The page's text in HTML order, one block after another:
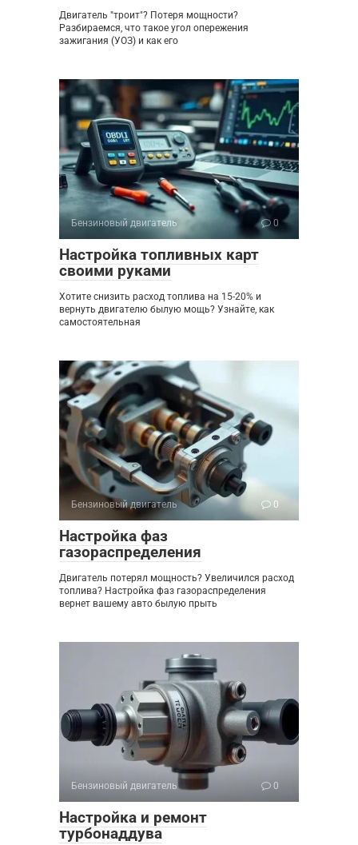
Двигатель "троит"? Потеря мощности?
Разбираемся, что такое угол опережения
зажигания (УОЗ) и как его
Бензиновый двигатель 0
Настройка топливных карт
своими руками
Хотите снизить расход топлива на 15-20% и
вернуть двигателю былую мощь? Узнайте, как
самостоятельная
Бензиновый двигатель 0
Настройка фаз
газораспределения
Двигатель потерял мощность? Увеличился расход
топлива? Настройка фаз газораспределения
вернет вашему авто былую прыть
Бензиновый двигатель 0
Настройка и ремонт
турбонаддува